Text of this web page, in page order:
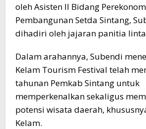
oleh Asisten II Bidang
Pembangunan Setda Sintang,
dihadiri oleh jajaran panitia
Dalam arahannya, Subendi
Kelam Tourism Festival telah
tahunan Pemkab Sintang untuk
memperkenalkan sekaligus
potensi wisata daerah,
Kelam.